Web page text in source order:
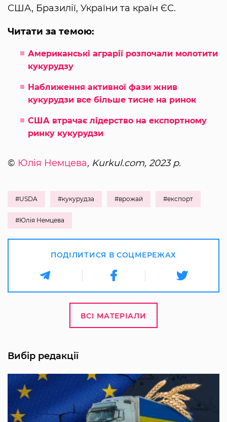
США, Бразилії, України та країн ЄС.
Читати за темою:
Американські аграрії розпочали молотити
кукурудзу
Наближення активної фази жнив
кукурудзи все більше тисне на ринок
США втрачає лідерство на експортному
ринку кукурудзи
© Юлія Немцева, Kurkul.com, 2023 р.
#USDA #кукурудза #врожай #експорт
#Юлія Немцева
ПОДІЛИТИСЯ В СОЦМЕРЕЖАХ
ВСІ МАТЕРІАЛИ
Вибір редакції